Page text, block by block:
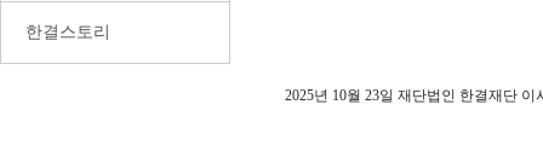
한결스토리
2025년 10월 23일 재단법인 한결재단